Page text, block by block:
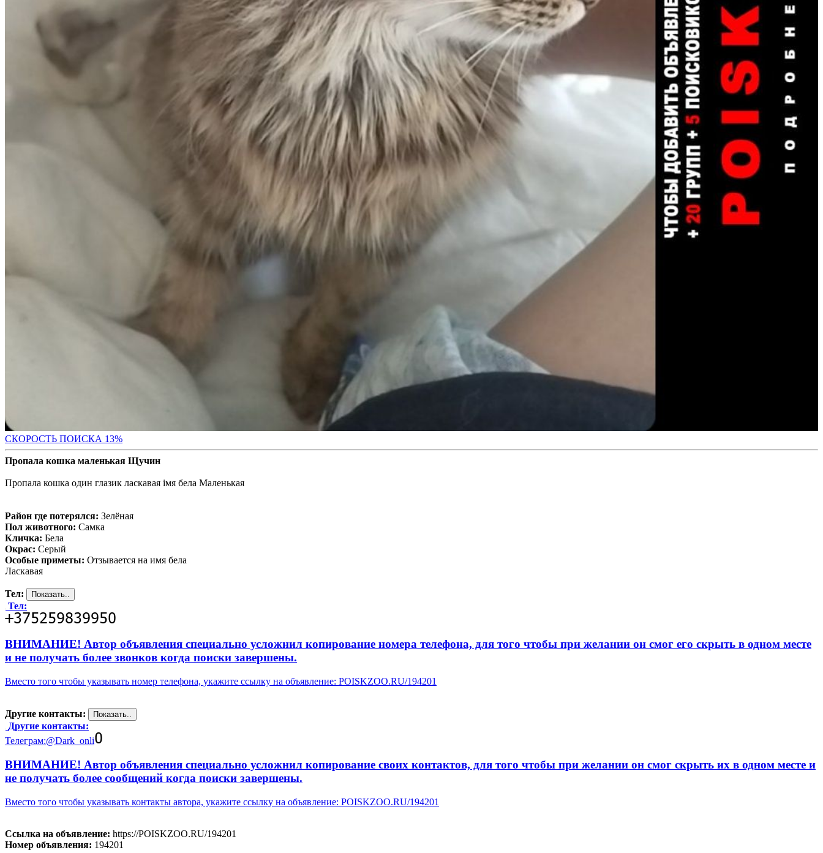
СКОРОСТЬ ПОИСКА 13%
Пропала кошка маленькая Щучин
Пропала кошка один глазик ласкавая імя бела Маленькая
Район где потерялся: Зелёная
Пол животного: Самка
Кличка: Бела
Окрас: Серый
Особые приметы: Отзывается на имя бела
Ласкавая
Тел:
Тел:
ВНИМАНИЕ! Автор объявления специально усложнил копирование номера телефона, для того чтобы при желании он смог его скрыть в одном месте
и не получать более звонков когда поиски завершены.
Вместо того чтобы указывать номер телефона, укажите ссылку на объявление: POISKZOO.RU/194201
Другие контакты:
Другие контакты:
Телеграм:@Dark_onli
ВНИМАНИЕ! Автор объявления специально усложнил копирование своих контактов, для того чтобы при желании он смог скрыть их в одном месте и
не получать более сообщений когда поиски завершены.
Вместо того чтобы указывать контакты автора, укажите ссылку на объявление: POISKZOO.RU/194201
Ссылка на объявление: https://POISKZOO.RU/194201
Номер объявления: 194201